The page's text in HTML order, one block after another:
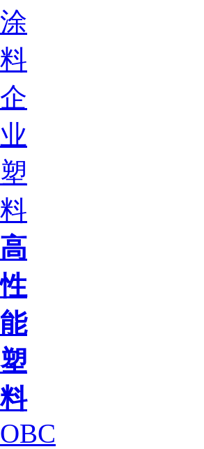
涂
料
企
业
塑
料
高
性
能
塑
料
OBC